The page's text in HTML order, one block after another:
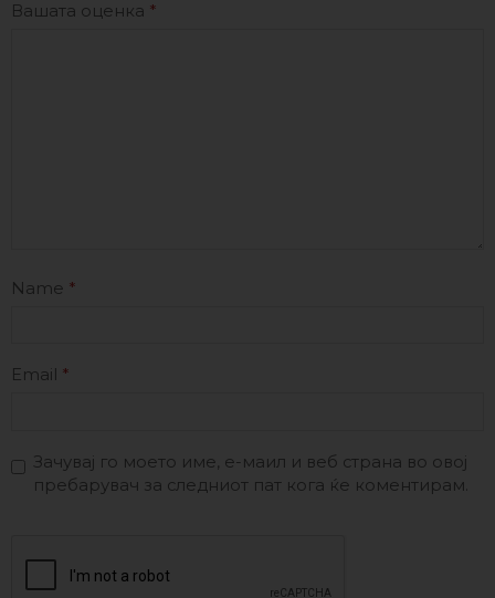
Вашата оценка *
Name *
Email *
Зачувај го моето име, е-маил и веб страна во овој
пребарувач за следниот пат кога ќе коментирам.